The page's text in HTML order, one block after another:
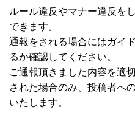
ルール違反やマナー違反を
できます。
通報をされる場合にはガイ
るか確認してください。
ご通報頂きました内容を適
された場合のみ、投稿者へ
いたします。